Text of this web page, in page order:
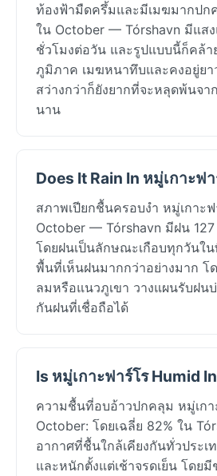
ท้องฟ้ามืดครึ้มและมีเมฆมากปก
ใน October — Tórshavn มีแสง
ชั่วโมงต่อวัน และรูปแบบนี้ก็คล้า
ภูมิภาค เมฆหนาทึบและคงอยู่ย
สว่างกว่าก็ยังยากที่จะหลุดพ้นจ
นาน
Does It Rain In หมู่เกาะฟ
สภาพเปียกชื้นครอบงำ หมู่เกาะ
October — Tórshavn มีฝน
โดยฝนเป็นลักษณะเกือบทุกวันใ
พื้นที่เห็นฝนมากกว่าอย่างมาก โ
ลมหรือแนวภูเขา วางแผนรับฝน
กันฝนที่เชื่อถือได้
Is หมู่เกาะฟาร์โร Humid
ความชื้นที่อบอ้าวปกคลุม หมู่เกา
October: โดยเฉลี่ย 82% ใน
อากาศที่ชื้นใกล้เคียงกันทั่วประเ
และหนักตั้งแต่เช้าจรดเย็น โดย